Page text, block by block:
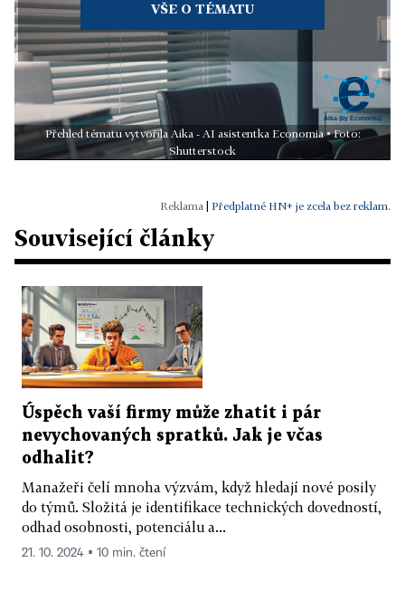
VŠE O TÉMATU
Přehled tématu vytvořila Aika - AI asistentka Economia • Foto:
Shutterstock
Předplatné HN+ je zcela bez reklam.
Související články
Úspěch vaší firmy může zhatit i pár
nevychovaných spratků. Jak je včas
odhalit?
Manažeři čelí mnoha výzvám, když hledají nové posily
do týmů. Složitá je identifikace technických dovedností,
odhad osobnosti, potenciálu a...
21. 10. 2024 ▪ 10 min. čtení